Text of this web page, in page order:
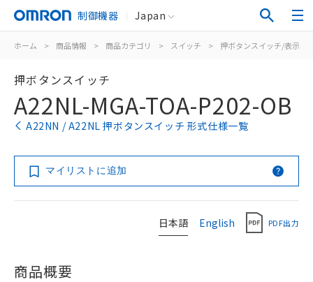
制御機器 Japan
ホーム > 商品情報 > 商品カテゴリ > スイッチ > 押ボタンスイッチ/表示灯
押ボタンスイッチ
A22NL-MGA-TOA-P202-OB
A22NN / A22NL 押ボタンスイッチ 形式仕様一覧
マイリストに追加
日本語 English PDF出力
商品概要